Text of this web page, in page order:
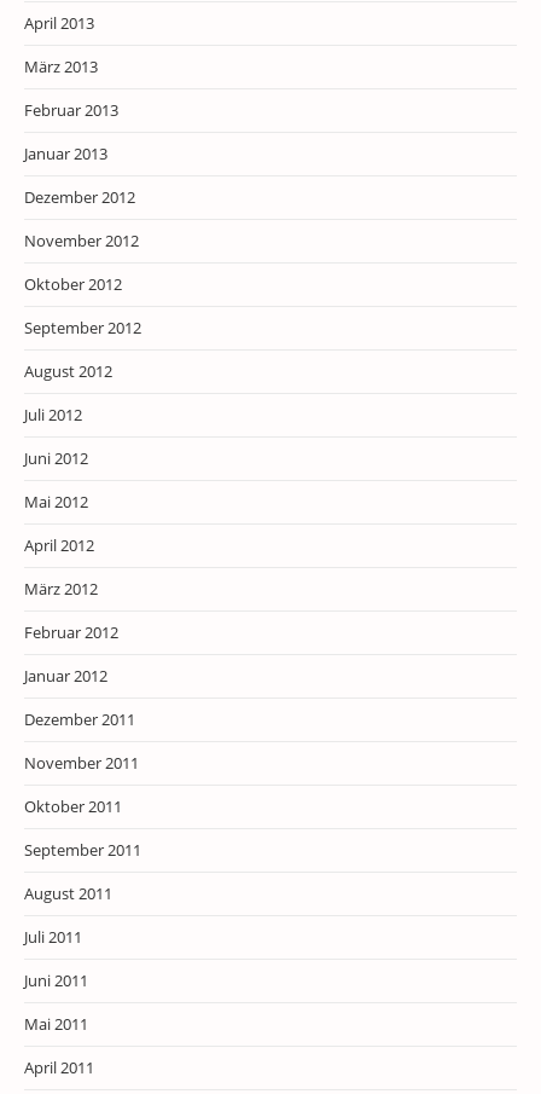
April 2013
März 2013
Februar 2013
Januar 2013
Dezember 2012
November 2012
Oktober 2012
September 2012
August 2012
Juli 2012
Juni 2012
Mai 2012
April 2012
März 2012
Februar 2012
Januar 2012
Dezember 2011
November 2011
Oktober 2011
September 2011
August 2011
Juli 2011
Juni 2011
Mai 2011
April 2011